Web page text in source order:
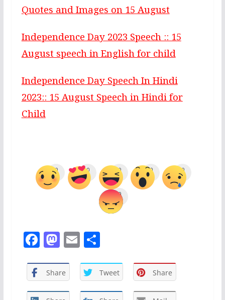
Quotes and Images on 15 August
Independence Day 2023 Speech :: 15
August speech in English for child
Independence Day Speech In Hindi
2023:: 15 August Speech in Hindi for
Child
0 0 0 0 0
0
F
c
e
M
st
o
E
ai
l
S
ar
e
Share Tweet Share